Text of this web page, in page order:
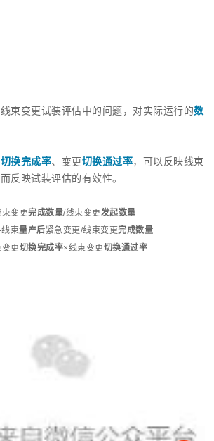
束变更试装评估中的问题，对实际运行的数
切换完成率、变更切换通过率，可以反映线束
反映试装评估的有效性。
束变更完成数量/线束变更发起数量
束量产后紧急变更/线束变更完成数量
更切换完成率×线束变更切换通过率